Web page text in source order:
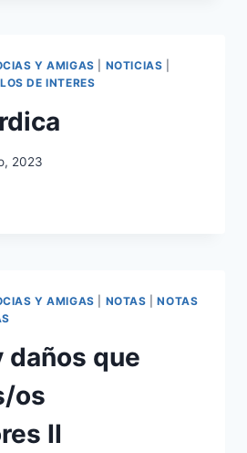
Y AMIGAS NOTICIAS
DE INTERES
2023
Y AMIGAS NOTAS |NOTAS
daños que
os
II